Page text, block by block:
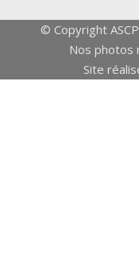
© Copyright
Nos photos
Site